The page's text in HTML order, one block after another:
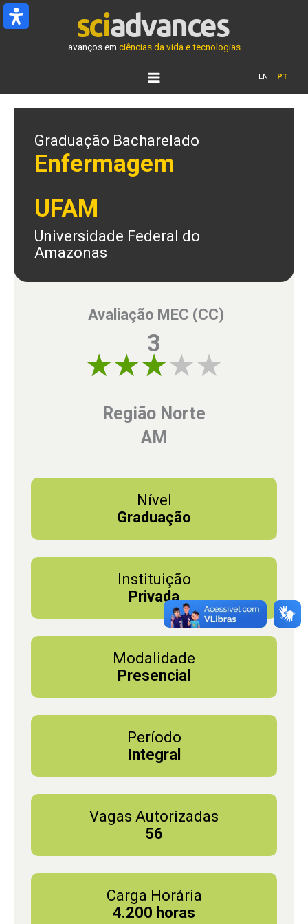
Ir
para
avanços em ciências da vida e tecnologias
EN PT
Graduação Bacharelado
Enfermagem
UFAM
Universidade Federal do
Amazonas
Avaliação MEC (CC)
3
Região Norte
AM
Nível
Graduação
Instituição
Privada
Modalidade
Presencial
Período
Integral
Vagas Autorizadas
56
Carga Horária
4.200 horas